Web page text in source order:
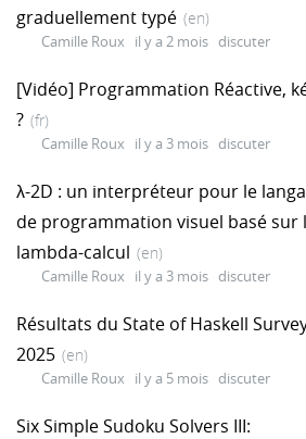
graduellement typé (en)
Camille Roux il y a 2 mois discuter
[Vidéo] Programmation Réactive,
? (fr)
Camille Roux il y a 3 mois discuter
λ-2D : un interpréteur pour le
de programmation visuel basé sur
lambda-calcul (en)
Camille Roux il y a 3 mois discuter
Résultats du State of Haskell
2025 (en)
Camille Roux il y a 5 mois discuter
Six Simple Sudoku Solvers III: